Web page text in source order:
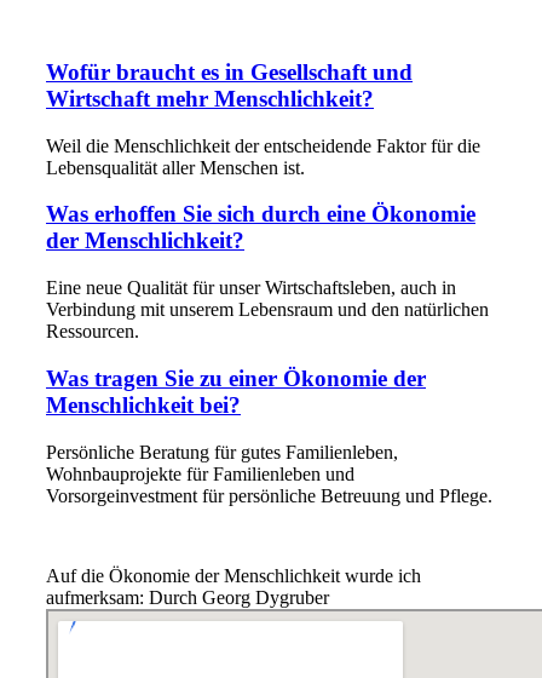
Wofür braucht es in Gesellschaft und
Wirtschaft mehr Menschlichkeit?
Weil die Menschlichkeit der entscheidende Faktor für die
Lebensqualität aller Menschen ist.
Was erhoffen Sie sich durch eine Ökonomie
der Menschlichkeit?
Eine neue Qualität für unser Wirtschaftsleben, auch in
Verbindung mit unserem Lebensraum und den natürlichen
Ressourcen.
Was tragen Sie zu einer Ökonomie der
Menschlichkeit bei?
Persönliche Beratung für gutes Familienleben,
Wohnbauprojekte für Familienleben und
Vorsorgeinvestment für persönliche Betreuung und Pflege.
Auf die Ökonomie der Menschlichkeit wurde ich
aufmerksam: Durch Georg Dygruber